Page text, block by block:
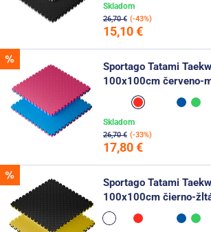
26,70 € (-43%)
15,10 €
Skladom
Sportago Tatami
100x100cm červeno-
26,70 € (-33%)
17,80 €
Skladom
Sportago Tatami
100x100cm čierno-